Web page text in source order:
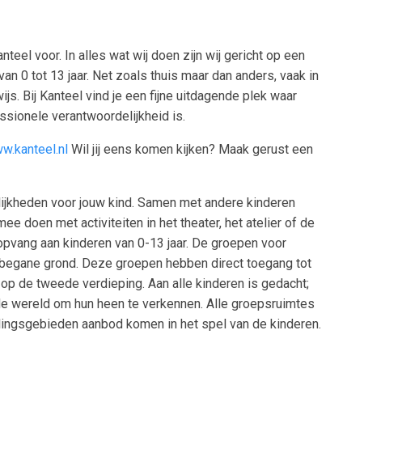
voor. In alles wat wij doen zijn wij gericht op een
0 tot 13 jaar. Net zoals thuis maar dan anders, vaak in
Bij Kanteel vind je een fijne uitdagende plek waar
verantwoordelijkheid is.
Wil jij eens komen kijken? Maak gerust een
voor jouw kind. Samen met andere kinderen
doen met activiteiten in het theater, het atelier of de
aan kinderen van 0-13 jaar. De groepen voor
grond. Deze groepen hebben direct toegang tot
de tweede verdieping. Aan alle kinderen is gedacht;
wereld om hun heen te verkennen. Alle groepsruimtes
aanbod komen in het spel van de kinderen.